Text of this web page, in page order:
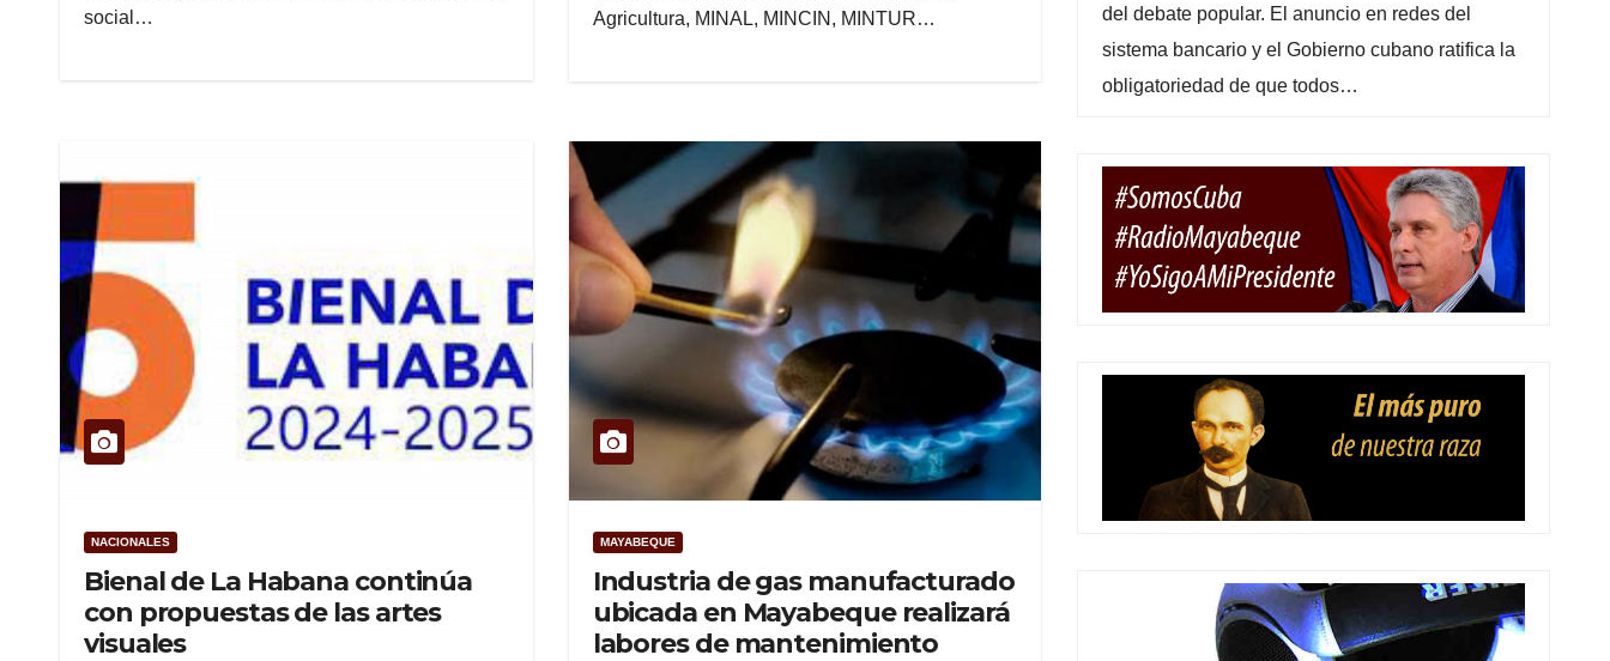
social…
Agricultura, MINAL, MINCIN, MINTUR…
NACIONALES
Bienal de La Habana continúa
con propuestas de las artes
visuales
MAYABEQUE
Industria de gas manufacturado
ubicada en Mayabeque realizará
labores de mantenimiento
del debate popular. El anuncio en redes del
sistema bancario y el Gobierno cubano ratifica la
obligatoriedad de que todos…